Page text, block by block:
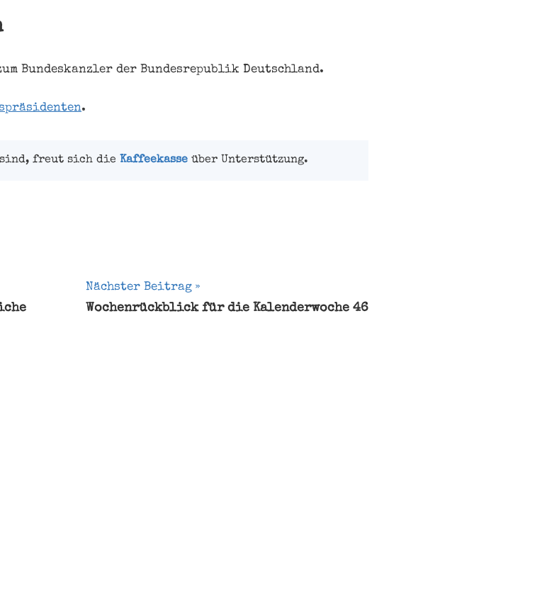
Bundeskanzler der Bundesrepublik Deutschland.
.
sind, freut sich die Kaffeekasseüber Unterstützung.
Nächster Beitrag
Wochenrückblick für die Kalenderwoche 46